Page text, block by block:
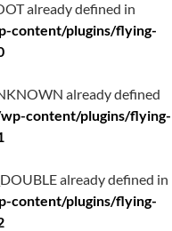
already defined in
content/plugins/flying-
already defined
content/plugins/flying-
already defined in
content/plugins/flying-